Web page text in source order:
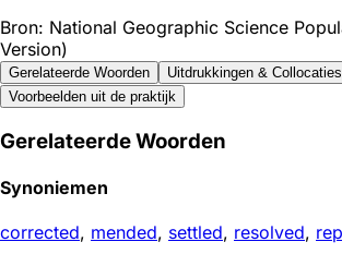
Bron: National Geographic Science
Version)
Gerelateerde Woorden Uitdrukkingen & Collocaties
Voorbeelden uit de praktijk
Gerelateerde Woorden
Synoniemen
corrected, mended, settled, resolved,